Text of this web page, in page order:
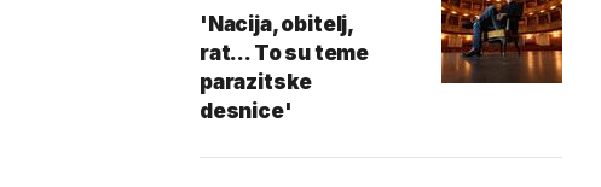
'Nacija, obitelj,
rat... To su teme
parazitske
desnice'